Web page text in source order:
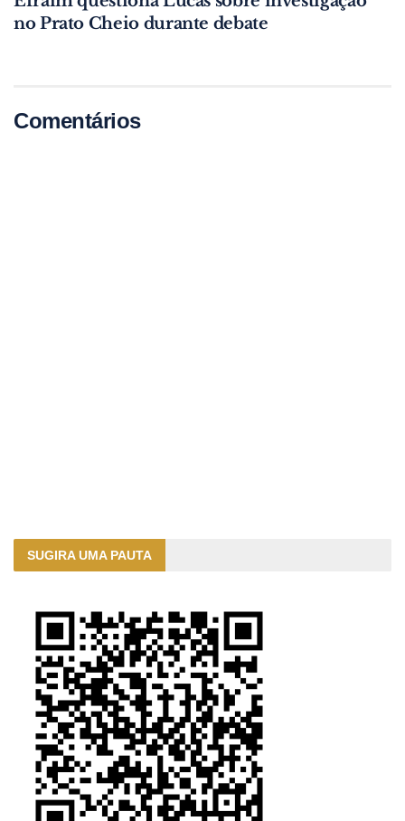
no Prato Cheio durante debate
Comentários
SUGIRA UMA PAUTA